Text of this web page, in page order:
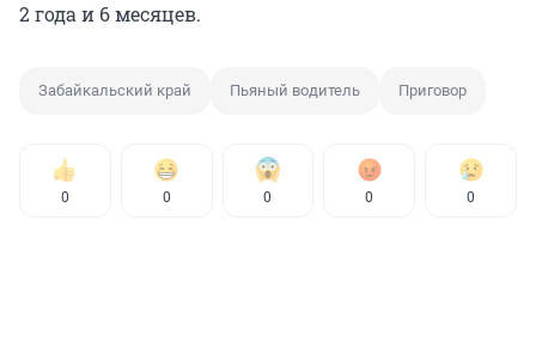
2 года и 6 месяцев.
Забайкальский край Пьяный водитель Приговор
0 0 0 0 0